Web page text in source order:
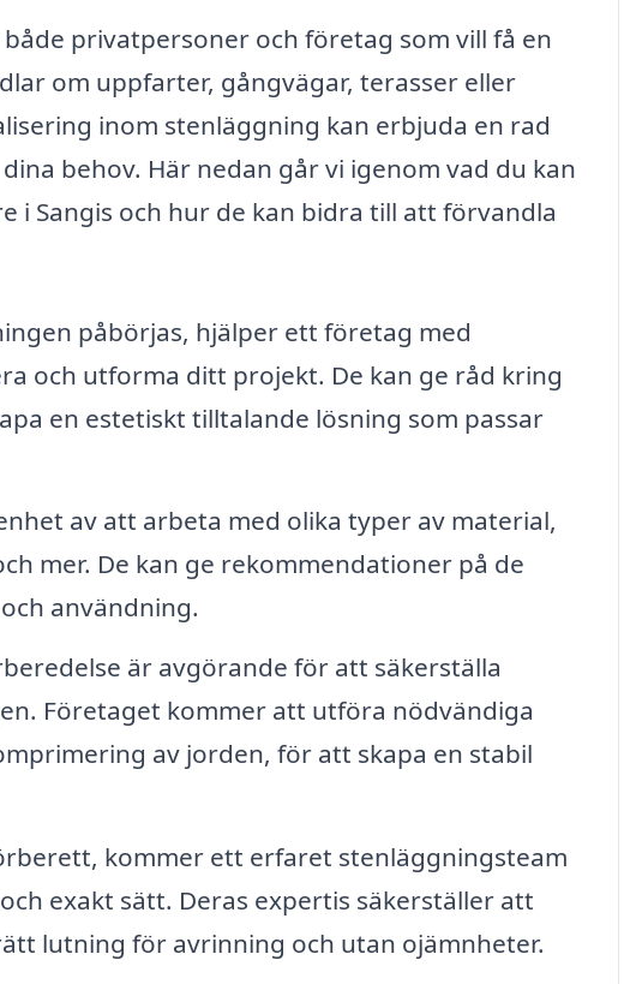
privatpersoner och företag som vill få en
om uppfarter, gångvägar, terasser eller
inom stenläggning kan erbjuda en rad
behov. Här nedan går vi igenom vad du kan
i Sangis och hur de kan bidra till att förvandla
påbörjas, hjälper ett företag med
och utforma ditt projekt. De kan ge råd kring
en estetiskt tilltalande lösning som passar
av att arbeta med olika typer av material,
mer. De kan ge rekommendationer på de
användning.
är avgörande för att säkerställa
Företaget kommer att utföra nödvändiga
av jorden, för att skapa en stabil
kommer ett erfaret stenläggningsteam
exakt sätt. Deras expertis säkerställer att
lutning för avrinning och utan ojämnheter.